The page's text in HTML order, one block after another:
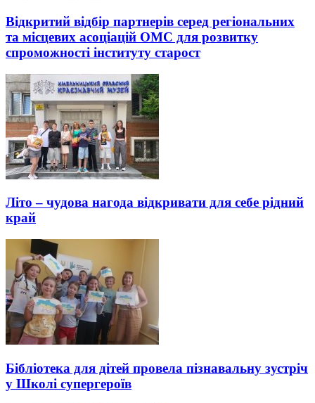
Відкритий відбір партнерів серед регіональних
та місцевих асоціацій ОМС для розвитку
спроможності інституту старост
Літо – чудова нагода відкривати для себе рідний
край
Бібліотека для дітей провела пізнавальну зустріч
у Школі супергероїв